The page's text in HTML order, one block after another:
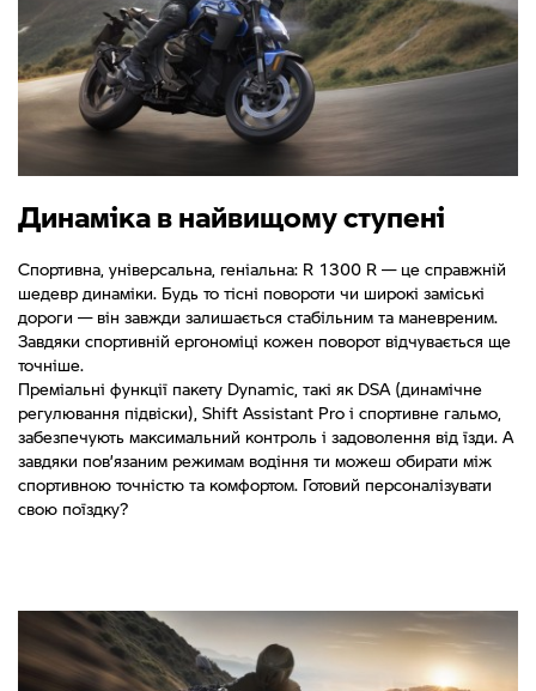
Динаміка в найвищому ступені
Спортивна, універсальна, геніальна: R 1300 R — це справжній
шедевр динаміки. Будь то тісні повороти чи широкі заміські
дороги — він завжди залишається стабільним та маневреним.
Завдяки спортивній ергономіці кожен поворот відчувається ще
точніше.
Преміальні функції пакету Dynamic, такі як DSA (динамічне
регулювання підвіски), Shift Assistant Pro і спортивне гальмо,
забезпечують максимальний контроль і задоволення від їзди. А
завдяки пов’язаним режимам водіння ти можеш обирати між
спортивною точністю та комфортом. Готовий персоналізувати
свою поїздку?